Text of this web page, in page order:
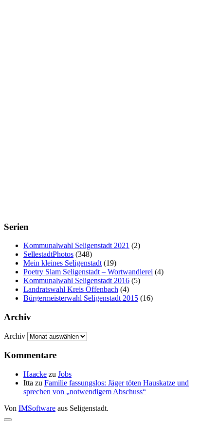
Serien
Kommunalwahl Seligenstadt 2021 (2)
SellestadtPhotos (348)
Mein kleines Seligenstadt (19)
Poetry Slam Seligenstadt – Wortwandlerei (4)
Kommunalwahl Seligenstadt 2016 (5)
Landratswahl Kreis Offenbach (4)
Bürgermeisterwahl Seligenstadt 2015 (16)
Archiv
Archiv
Kommentare
Haacke zu Jobs
Itta zu Familie fassungslos: Jäger töten Hauskatze und
sprechen von „notwendigem Abschuss“
Von IMSoftware aus Seligenstadt.